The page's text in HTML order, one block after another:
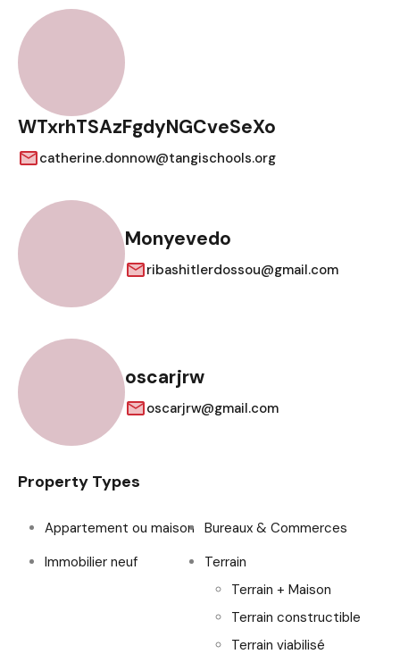
WTxrhTSAzFgdyNGCveSeXo
catherine.donnow@tangischools.org
Monyevedo
ribashitlerdossou@gmail.com
oscarjrw
oscarjrw@gmail.com
Property Types
Appartement ou maison Bureaux & Commerces
Immobilier neuf
Terrain
Terrain + Maison
Terrain constructible
Terrain viabilisé